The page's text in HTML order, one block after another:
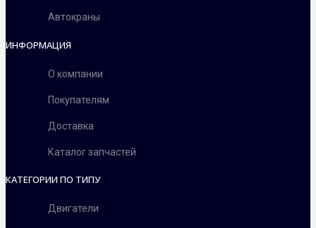
Автокраны
ИНФОРМАЦИЯ
О компании
Покупателям
Доставка
Каталог запчастей
КАТЕГОРИИ ПО ТИПУ
Двигатели